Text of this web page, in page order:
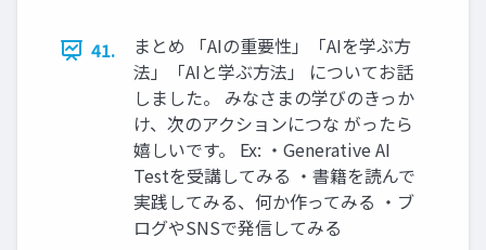
41.
まとめ 「AIの重要性」「AIを学ぶ方
法」「AIと学ぶ方法」 についてお話
しました。 みなさまの学びのきっか
け、次のアクションにつな がったら
嬉しいです。 Ex: ・Generative AI
Testを受講してみる ・書籍を読んで
実践してみる、何か作ってみる ・ブ
ログやSNSで発信してみる